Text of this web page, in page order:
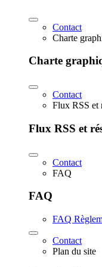
Contact
Charte
Charte
Contact
Flux RSS et
Flux RSS et
Contact
FAQ
FAQ
FAQ
Contact
Plan du site